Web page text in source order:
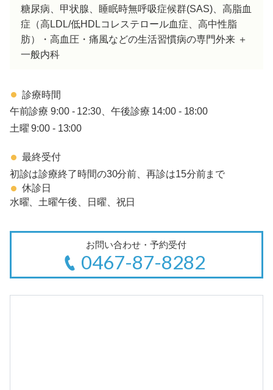
糖尿病、甲状腺、睡眠時無呼吸症候群(SAS)、高脂血
症（高LDL/低HDLコレステロール血症、高中性脂
肪）・高血圧・痛風などの生活習慣病の専門外来 ＋
一般内科
診療時間
午前診療 9:00 - 12:30、午後診療 14:00 - 18:00
土曜 9:00 - 13:00
最終受付
初診は診療終了時間の30分前、再診は15分前まで
休診日
水曜、土曜午後、日曜、祝日
お問い合わせ・予約受付
0467-87-8282